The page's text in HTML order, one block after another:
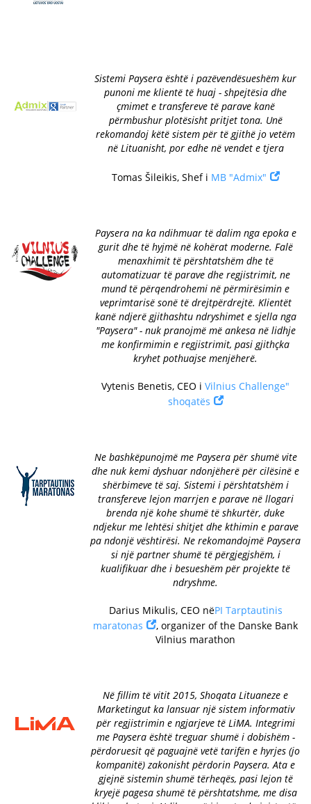
Sistemi Paysera është i pazëvendësueshëm kur
punoni me klientë të huaj - shpejtësia dhe
çmimet e transfereve të parave kanë
përmbushur plotësisht pritjet tona. Unë
rekomandoj këtë sistem për të gjithë jo vetëm
në Lituanisht, por edhe në vendet e tjera
Tomas Šileikis, Shef i MB "Admix"
Paysera na ka ndihmuar të dalim nga epoka e
gurit dhe të hyjmë në kohërat moderne. Falë
menaxhimit të përshtatshëm dhe të
automatizuar të parave dhe regjistrimit, ne
mund të përqendrohemi në përmirësimin e
veprimtarisë sonë të drejtpërdrejtë. Klientët
kanë ndjerë gjithashtu ndryshimet e sjella nga
"Paysera" - nuk pranojmë më ankesa në lidhje
me konfirmimin e regjistrimit, pasi gjithçka
kryhet pothuajse menjëherë.
Vytenis Benetis, CEO i Vilnius Challenge"
shoqatës
Ne bashkëpunojmë me Paysera për shumë vite
dhe nuk kemi dyshuar ndonjëherë për cilësinë e
shërbimeve të saj. Sistemi i përshtatshëm i
transfereve lejon marrjen e parave në llogari
brenda një kohe shumë të shkurtër, duke
ndjekur me lehtësi shitjet dhe kthimin e parave
pa ndonjë vështirësi. Ne rekomandojmë Paysera
si një partner shumë të përgjegjshëm, i
kualifikuar dhe i besueshëm për projekte të
ndryshme.
Darius Mikulis, CEO nëPI Tarptautinis
maratonas
, organizer of the Danske Bank
Vilnius marathon
Në fillim të vitit 2015, Shoqata Lituaneze e
Marketingut ka lansuar një sistem informativ
për regjistrimin e ngjarjeve të LiMA. Integrimi
me Paysera është treguar shumë i dobishëm -
përdoruesit që paguajnë vetë tarifën e hyrjes (jo
kompanitë) zakonisht përdorin Paysera. Ata e
gjejnë sistemin shumë tërheqës, pasi lejon të
kryejë pagesa shumë të përshtatshme, me disa